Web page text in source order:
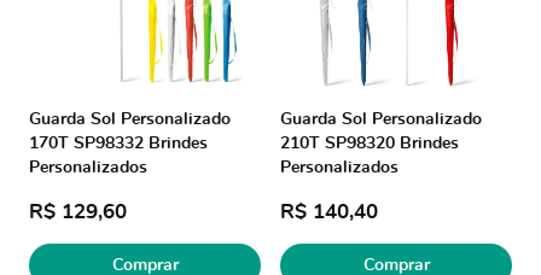
Guarda Sol Personalizado
170T SP98332 Brindes
Personalizados
R$ 129,60
Comprar
Guarda Sol Personalizado
210T SP98320 Brindes
Personalizados
R$ 140,40
Comprar